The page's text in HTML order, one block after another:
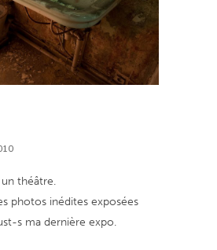
un théâtre.
photos inédites exposées
s ma dernière expo.